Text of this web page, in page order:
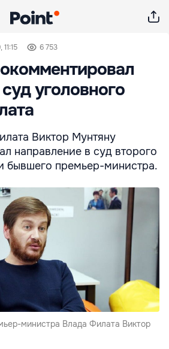
6 753
уголовного
Виктор Мунтяну
направление в суд второго
бывшего премьер-министра.
министра Влада Филата Виктор